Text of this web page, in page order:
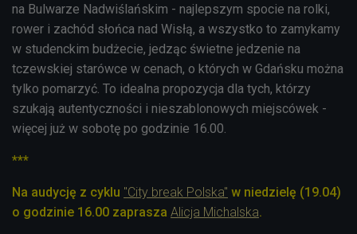
na Bulwarze Nadwiślańskim - najlepszym spocie na rolki,
rower i zachód słońca nad Wisłą, a wszystko to zamykamy
w studenckim budżecie, jedząc świetne jedzenie na
tczewskiej starówce w cenach, o których w Gdańsku można
tylko pomarzyć. To idealna propozycja dla tych, którzy
szukają autentyczności i nieszablonowych miejscówek -
więcej już w sobotę po godzinie 16.00.
***
Na audycję z cyklu "City break Polska" w niedzielę (19.04)
o godzinie 16.00 zaprasza Alicja Michalska.